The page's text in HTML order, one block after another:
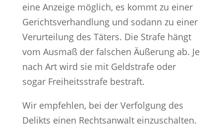
eine Anzeige möglich, es kommt zu einer
Gerichtsverhandlung und sodann zu einer
Verurteilung des Täters. Die Strafe hängt
vom Ausmaß der falschen Äußerung ab. Je
nach Art wird sie mit Geldstrafe oder
sogar Freiheitsstrafe bestraft.
Wir empfehlen, bei der Verfolgung des
Delikts einen Rechtsanwalt einzuschalten.